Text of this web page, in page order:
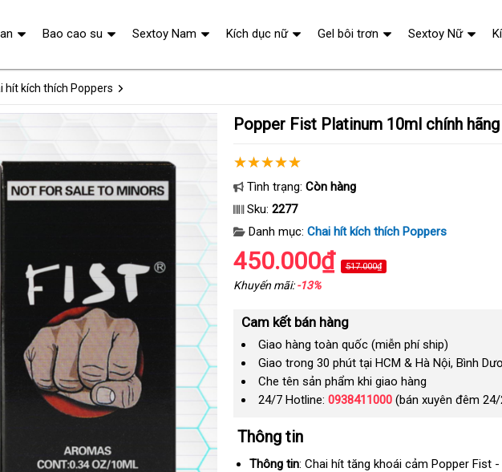
hít kích thích Poppers
Popper Fist Platinum 10ml chính
Tình trạng: Còn hàng
Sku: 2277
Danh mục: Chai hít kích thích Poppers
450.000₫ 517.000₫
Khuyến mãi:-13%
Cam kết bán hàng
Giao hàng toàn quốc (miễn phí ship)
Giao trong 30 phút tại HCM & Hà Nội, Bình
Che tên sản phẩm khi giao hàng
24/7 Hotline: 0938411000(bán xuyên đêm 24/
Thông tin
Thông tin: Chai hít tăng khoái cảm Popper Fist
Bao cao su Sextoy Nam Kích dục nữ Gel bôi trơn Sextoy Nữ